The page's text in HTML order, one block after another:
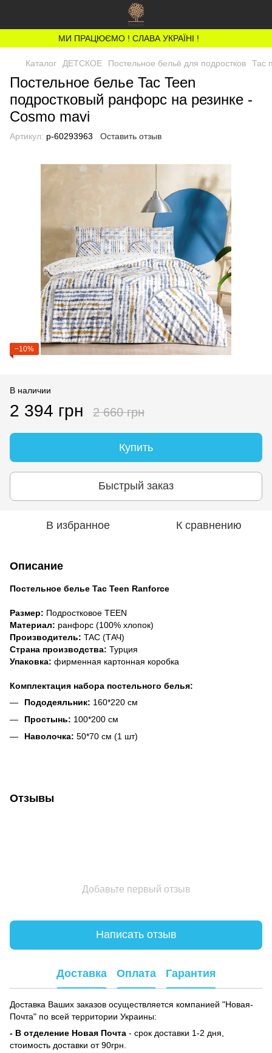
МИ ПРАЦЮЄМО ! СЛАВА УКРАЇНІ !
Каталог ДЕТСКОЕ Постельное бельё для подростков Тас
Постельное белье Tac Teen
подростковый ранфорс на резинке -
Cosmo mavi
Артикул: p-60293963 Оставить отзыв
−10%
В наличии
2 394 грн 2 660 грн
Купить
Быстрый заказ
В избранное К сравнению
Описание
Постельное белье Tac Teen Ranforce
Размер: Подростковое TEEN
Материал: ранфорс (100% хлопок)
Производитель: TAC (ТАЧ)
Страна производства: Турция
Упаковка: фирменная картонная коробка
Комплектация набора постельного белья:
Пододеяльник: 160*220 см
Простынь: 100*200 см
Наволочка: 50*70 см (1 шт)
Отзывы
Добавьте первый отзыв
Написать отзыв
Доставка Оплата Гарантия
Доставка Ваших заказов осуществляется компанией "Новая-
Почта" по всей территории Украины:
- В отделение Новая Почта - срок доставки 1-2 дня,
стоимость доставки от 90грн.